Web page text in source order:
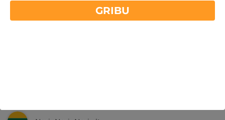
GribuAtpusties.lvizmēģināts
GRIBU